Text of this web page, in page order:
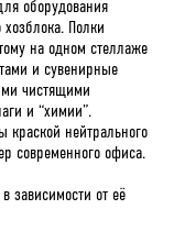
оборудования
Полки
на одном стеллаже
и сувенирные
чистящими
и “химии”.
нейтрального
современного офиса.
зависимости от её